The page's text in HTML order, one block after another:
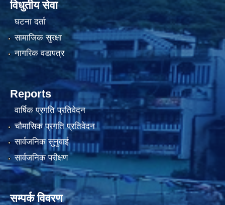
विधुतीय सेवा
घटना दर्ता
सामाजिक सुरक्षा
नागरिक वडापत्र
Reports
वार्षिक प्रगति प्रतिवेदन
चौमासिक प्रगति प्रतिवेदन
सार्वजनिक सुनुवाई
सार्वजनिक परीक्षण
सम्पर्क विवरण